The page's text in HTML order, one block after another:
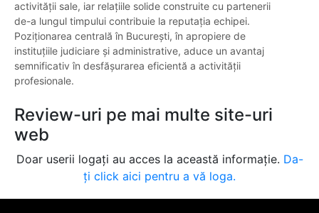
activității sale, iar relațiile solide construite cu partenerii
de-a lungul timpului contribuie la reputația echipei.
Poziționarea centrală în București, în apropiere de
instituțiile judiciare și administrative, aduce un avantaj
semnificativ în desfășurarea eficientă a activității
profesionale.
Review-uri pe mai multe site-uri
web
Doar userii logați au acces la această informație. Da-
ți click aici pentru a vă loga.